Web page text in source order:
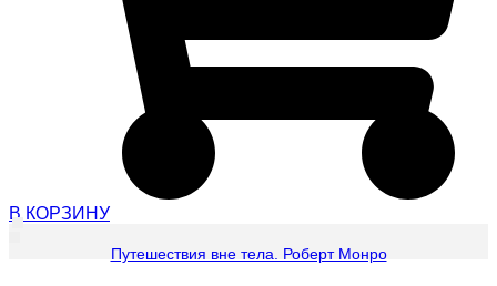
В КОРЗИНУ
Путешествия вне тела. Роберт Монро